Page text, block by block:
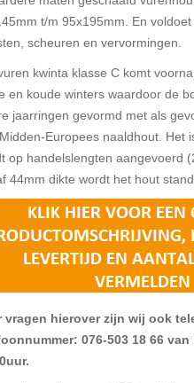
t/m 95x195mm. En
scheuren en vervormingen.
kwinta klasse C komt
en koude winters waardoor de
jaarringen gevormd met als
Europees naaldhout. Het
op handelslengten aangevoerd
44mm dikte wordt het hout
vragen hierover zijn wij ook
076-503 18 66